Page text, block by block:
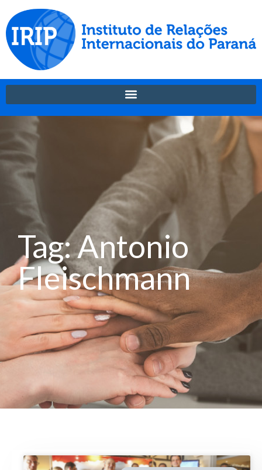
Tag: Antonio
Fleischmann